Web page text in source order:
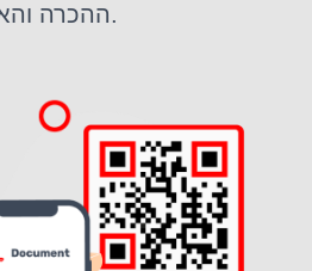
ההכרה והאמינות של המותג.